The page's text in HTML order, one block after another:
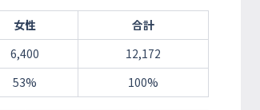
女性
合計
6,400
12,172
53% 100%